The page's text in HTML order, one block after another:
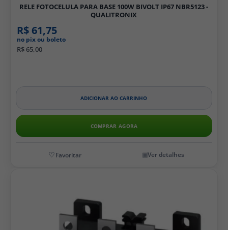
RELE FOTOCELULA PARA BASE 100W BIVOLT IP67 NBR5123 -
QUALITRONIX
R$ 61,75
no pix ou boleto
R$ 65,00
ADICIONAR AO CARRINHO
COMPRAR AGORA
Ver detalhes